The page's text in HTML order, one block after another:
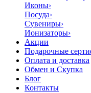
Иконы›
Посуда›
Сувениры›
Ионизаторы›
Акции
Подарочные
Оплата и доставка
Обмен и Скупка
Блог
Контакты